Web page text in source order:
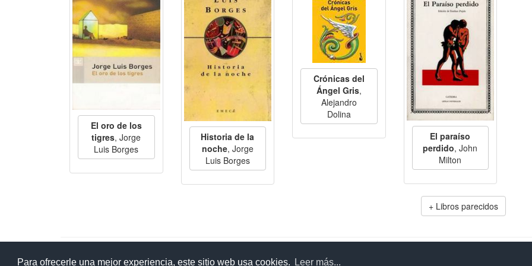
Para ofrecerle una mejor experiencia, este sitio web usa cookies. Leer más...
El oro de los
tigres, Jorge
Luis Borges
Historia de la
noche, Jorge
Luis Borges
Crónicas del
Ángel Gris,
Alejandro
Dolina
El paraíso
perdido, John
Milton
Libros parecidos
Ayuda Aviso legal